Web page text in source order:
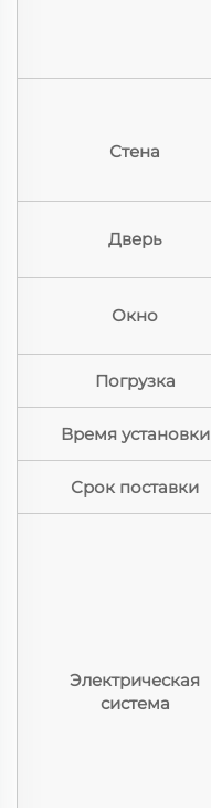
Стена
Дверь
Окно
Погрузка
Время установки
Срок поставки
Электрическая
система